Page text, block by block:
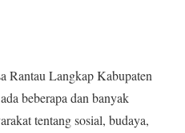
Rantau Langkap Kabupaten
beberapa dan banyak
tentang sosial, budaya,